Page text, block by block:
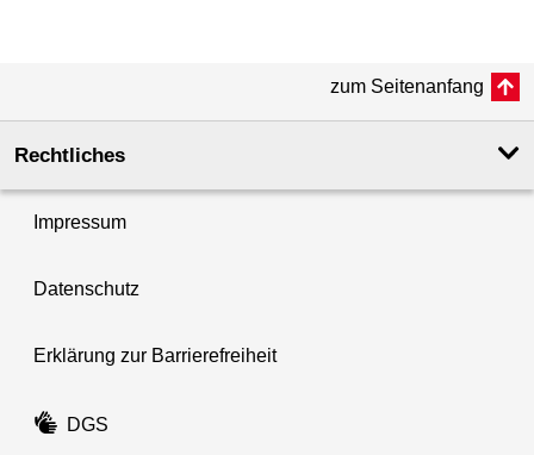
zum Seitenanfang
Rechtliches
Impressum
Datenschutz
Erklärung zur Barrierefreiheit
DGS